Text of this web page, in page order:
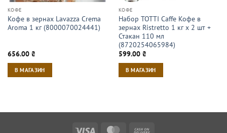
КОФЕ
Кофе в зернах Lavazza Crema
Aroma 1 кг (8000070024441)
656.00 ₴
В МАГАЗИН
КОФЕ
Набор TOTTI Caffe Кофе в
зернах Ristrettо 1 кг х 2 шт +
Стакан 110 мл
(8720254065984)
599.00 ₴
В МАГАЗИН
Visa MasterCard